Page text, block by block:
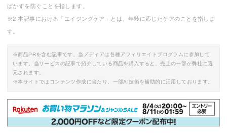
ばかすを防ぐことを指します。
※2 本記事における「エイジングケア」とは、年齢に応じたケアのことを指しま
す。
※商品PRを含む記事です。当メディアは各種アフィリエイトプログラムに参加して
います。当サービスの記事で紹介している商品を購入すると、売上の一部が弊社に還
元されます。
※本サイトではコンテンツ作成に当たり、一部AI技術を補助的に活用しております。